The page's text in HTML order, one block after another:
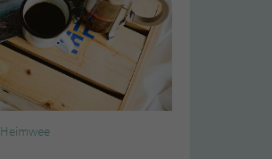
Heimwee